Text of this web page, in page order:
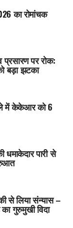
का रोमांचक
प्रसारण पर रोक:
बड़ा झटका
में केकेआर को 6
धमाकेदार पारी से
से लिया संन्यास –
गुरुमुखी विदा